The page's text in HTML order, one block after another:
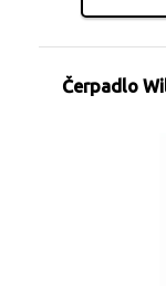
Čerpadlo